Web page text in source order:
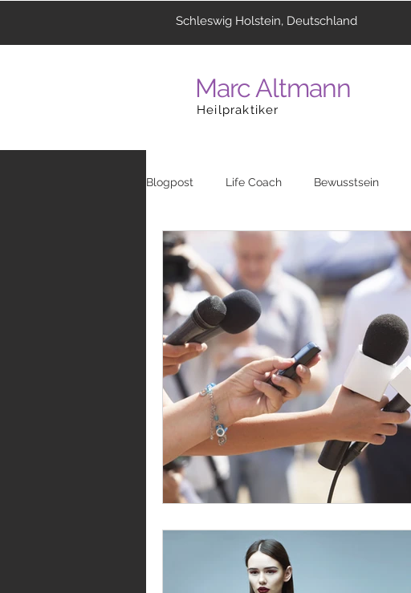
Schleswig Holstein, Deutschland
Marc Altmann
Heilpraktiker
Blogpost Life Coach Bewusstsein
Coaching Menschen Lanzarote
Heilzentrum Musik